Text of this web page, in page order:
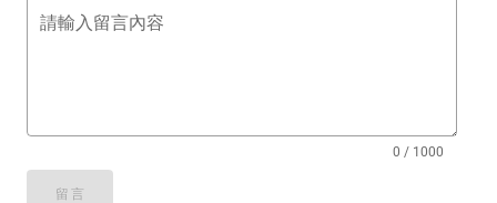
請輸入留言內容
0 / 1000
留言